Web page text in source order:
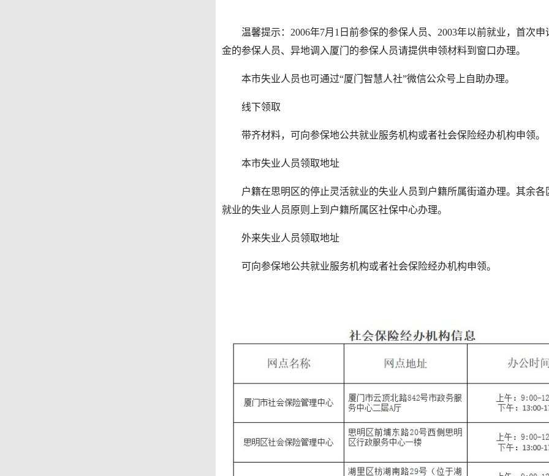
温馨提示：2006年7月1日前参保的参保人员、2003年以前就业，首次申
金的参保人员、异地调入厦门的参保人员请提供申领材料到窗口办理。
本市失业人员也可通过“厦门智慧人社”微信公众号上自助办理。
线下领取
带齐材料，可向参保地公共就业服务机构或者社会保险经办机构申领。
本市失业人员领取地址
户籍在思明区的停止灵活就业的失业人员到户籍所属街道办理。其余各
就业的失业人员原则上到户籍所属区社保中心办理。
外来失业人员领取地址
可向参保地公共就业服务机构或者社会保险经办机构申领。